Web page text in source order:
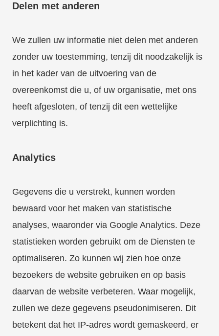
Delen met anderen
We zullen uw informatie niet delen met anderen
zonder uw toestemming, tenzij dit noodzakelijk is
in het kader van de uitvoering van de
overeenkomst die u, of uw organisatie, met ons
heeft afgesloten, of tenzij dit een wettelijke
verplichting is.
Analytics
Gegevens die u verstrekt, kunnen worden
bewaard voor het maken van statistische
analyses, waaronder via Google Analytics. Deze
statistieken worden gebruikt om de Diensten te
optimaliseren. Zo kunnen wij zien hoe onze
bezoekers de website gebruiken en op basis
daarvan de website verbeteren. Waar mogelijk,
zullen we deze gegevens pseudonimiseren. Dit
betekent dat het IP-adres wordt gemaskeerd, er